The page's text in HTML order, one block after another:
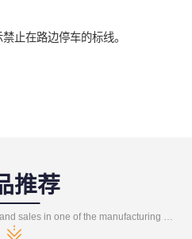
止在路边停车的标线。
推荐